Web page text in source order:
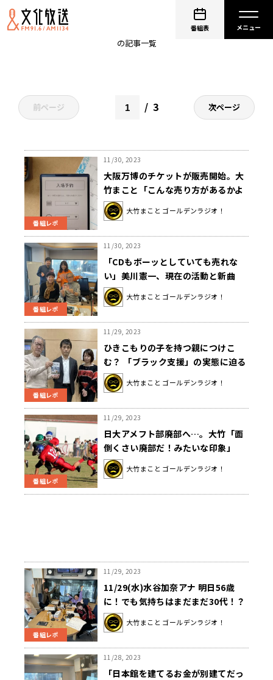
番組表
の記事一覧
前ページ 3 次ページ
番組レポ
11/30, 2023
大阪万博のチケットが販売開始。大
竹まこと「こんな売り方があるかよ
ってくらい」
大竹まこと ゴールデンラジオ！
番組レポ
11/30, 2023
「CDもボーッとしていても売れな
い」美川憲一、現在の活動と新曲
「ふたつの愛」を語る
大竹まこと ゴールデンラジオ！
番組レポ
11/29, 2023
ひきこもりの子を持つ親につけこ
む？ 「ブラック支援」の実態に迫る
大竹まこと ゴールデンラジオ！
番組レポ
11/29, 2023
日大アメフト部廃部へ…。大竹「面
倒くさい廃部だ！みたいな印象」
大竹まこと ゴールデンラジオ！
番組レポ
11/29, 2023
11/29(水)水谷加奈アナ 明日56歳
に！でも気持ちはまだまだ30代！？
いとうあさこさんは 映画『首』を絶
賛！
大竹まこと ゴールデンラジオ！
11/28, 2023
「日本館を建てるお金が別建てだっ